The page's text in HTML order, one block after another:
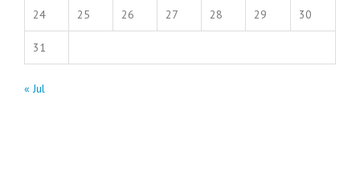
24 25 26 27 28 29 30
31
« Jul